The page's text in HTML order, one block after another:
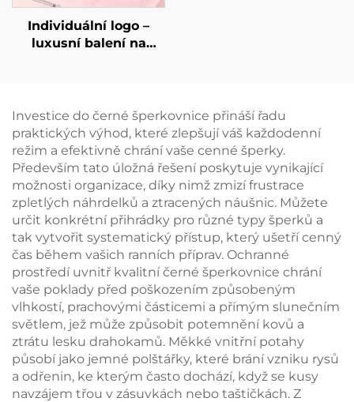
Individuální logo –
luxusní balení na
papírovým pytlíkem,
velkoobchodní
nabídka
personalizovaných
krabiček na šperky,
sada k zakoupení v
dávkách
Investice do černé šperkovnice přináší řadu
praktických výhod, které zlepšují váš každodenní
režim a efektivně chrání vaše cenné šperky.
Především tato úložná řešení poskytuje vynikající
možnosti organizace, díky nimž zmizí frustrace
zpletlých náhrdelků a ztracených náušnic. Můžete
určit konkrétní přihrádky pro různé typy šperků a
tak vytvořit systematický přístup, který ušetří cenný
čas během vašich ranních příprav. Ochranné
prostředí uvnitř kvalitní černé šperkovnice chrání
vaše poklady před poškozením způsobeným
vlhkostí, prachovými částicemi a přímým slunečním
světlem, jež může způsobit potemnění kovů a
ztrátu lesku drahokamů. Měkké vnitřní potahy
působí jako jemné polštářky, které brání vzniku rysů
a odřenin, ke kterým často dochází, když se kusy
navzájem třou v zásuvkách nebo taštičkách. Z